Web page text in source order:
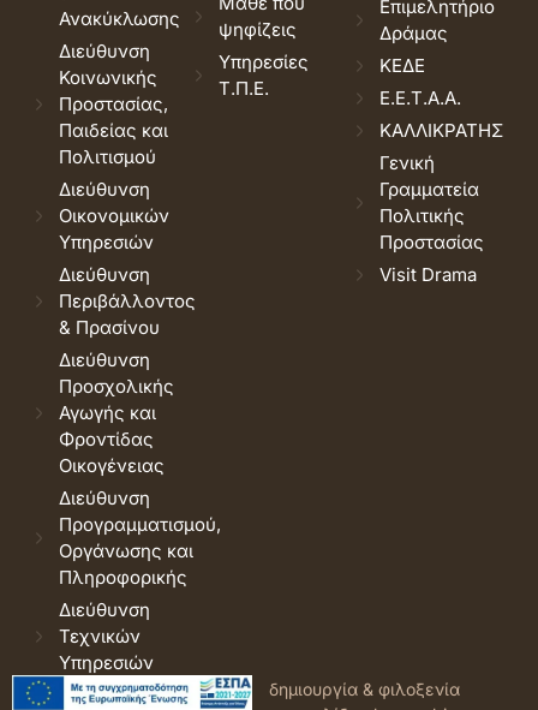
Ανακύκλωσης
Διεύθυνση
Κοινωνικής
Προστασίας,
Παιδείας και
Πολιτισμού
Διεύθυνση
Οικονομικών
Υπηρεσιών
Διεύθυνση
Περιβάλλοντος
& Πρασίνου
Διεύθυνση
Προσχολικής
Αγωγής και
Φροντίδας
Οικογένειας
Διεύθυνση
Προγραμματισμού,
Οργάνωσης και
Πληροφορικής
Διεύθυνση
Τεχνικών
Υπηρεσιών
ψηφίζεις
Υπηρεσίες
Τ.Π.Ε.
Επιμελητήριο
Δράμας
ΚΕΔΕ
Ε.Ε.Τ.Α.Α.
ΚΑΛΛΙΚΡΑΤΗΣ
Γενική
Γραμματεία
Πολιτικής
Προστασίας
Visit Drama
© 2026 Δήμος Δράμας. Όροι
δημιουργία & φιλοξενία